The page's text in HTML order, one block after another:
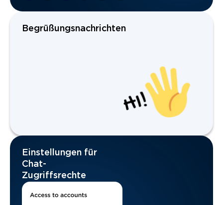
Begrüßungsnachrichten
Einstellungen für
Chat-
Zugriffsrechte